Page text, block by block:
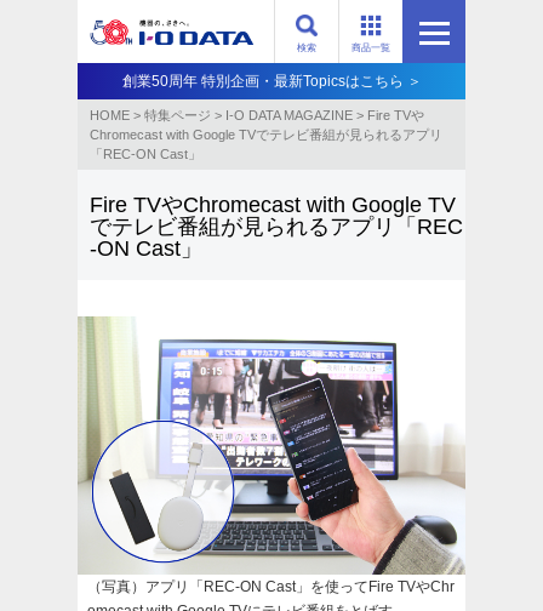
商品一覧
検索
創業50周年 特別企画・最新Topicsはこちら ＞
HOME > 特集ページ > I-O DATA MAGAZINE > Fire TVや
Chromecast with Google TVでテレビ番組が見られるアプリ
「REC-ON Cast」
Fire TVやChromecast with Google TV
でテレビ番組が見られるアプリ「REC
-ON Cast」
（写真）アプリ「REC-ON Cast」を使ってFire TVやChr